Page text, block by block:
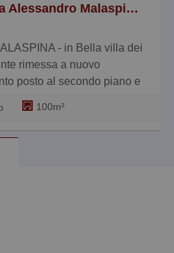
Appartamento in Via Alessandro Malaspina 14, Cornigliano, Genova
rimessa a nuovo
posto al secondo piano e
cucina abitabile, tre
POSTO AUTO DI
BLOCCOIMMOBILIARE
100m²